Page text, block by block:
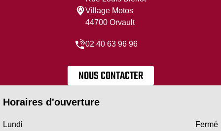
Village Motos
44700 Orvault
02 40 63 96 96
NOUS CONTACTER
Horaires d'ouverture
Lundi
Fermé